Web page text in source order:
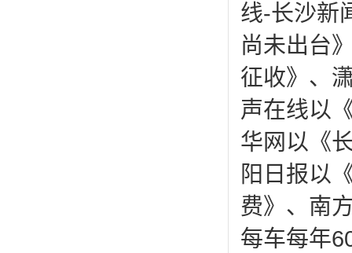
线-长沙新
尚未出台
征收》、
声在线以
华网以《
阳日报以
费》、南
每车每年